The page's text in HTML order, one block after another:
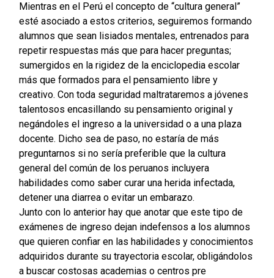
Mientras en el Perú el concepto de “cultura general”
esté asociado a estos criterios, seguiremos formando
alumnos que sean lisiados mentales, entrenados para
repetir respuestas más que para hacer preguntas;
sumergidos en la rigidez de la enciclopedia escolar
más que formados para el pensamiento libre y
creativo. Con toda seguridad maltrataremos a jóvenes
talentosos encasillando su pensamiento original y
negándoles el ingreso a la universidad o a una plaza
docente. Dicho sea de paso, no estaría de más
preguntarnos si no sería preferible que la cultura
general del común de los peruanos incluyera
habilidades como saber curar una herida infectada,
detener una diarrea o evitar un embarazo.
Junto con lo anterior hay que anotar que este tipo de
exámenes de ingreso dejan indefensos a los alumnos
que quieren confiar en las habilidades y conocimientos
adquiridos durante su trayectoria escolar, obligándolos
a buscar costosas academias o centros pre